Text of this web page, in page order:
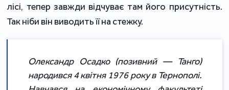
лісі, тепер завжди відчуває там його присутність.
Так ніби він виводить її на стежку.
Олександр Осадко (позивний — Танго)
народився 4 квітня 1976 року в Тернополі.